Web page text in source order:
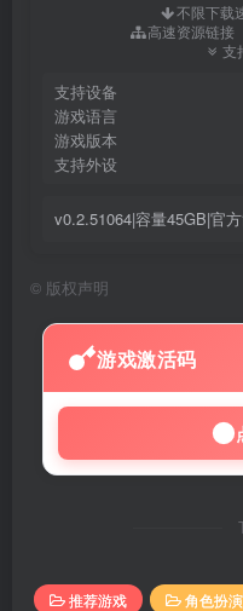
不限下载
高速资源链接
支
支持设备
游戏语言
游戏版本
支持外设
v0.2.51064|容量45GB|官
© 版权声明
游戏激活码
推荐游戏
角色扮演